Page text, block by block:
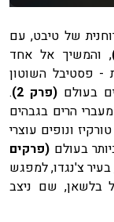
של טיבט, עם
, והמשיך אל אחד
- פסטיבל השוטון
בעולם (פרק 2)
.
הרים בגבהים
טורקיז ונופים עוצרי
בעולם (פרקים
צ'נגדו, למפגש
בלשאן, שם ניצב